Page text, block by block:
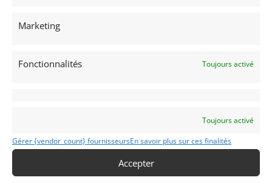
Marketing
Fonctionnalités Toujours activé
Toujours activé
Gérer {vendor_count} fournisseursEn savoir plus sur ces finalités
Accepter
Grand Tourisme [GT]
Voitures de collection
Trophée Lotus
SEVEN